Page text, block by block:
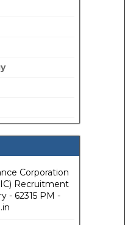
Corporation
Recruitment
- 62315 PM -